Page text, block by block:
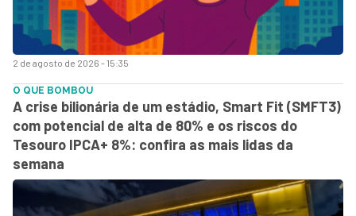
2 de agosto de 2026 - 15:35
O QUE BOMBOU
A crise bilionária de um estádio, Smart Fit (SMFT3)
com potencial de alta de 80% e os riscos do
Tesouro IPCA+ 8%: confira as mais lidas da
semana